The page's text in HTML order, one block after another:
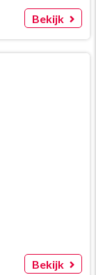
Bekijk
Bekijk